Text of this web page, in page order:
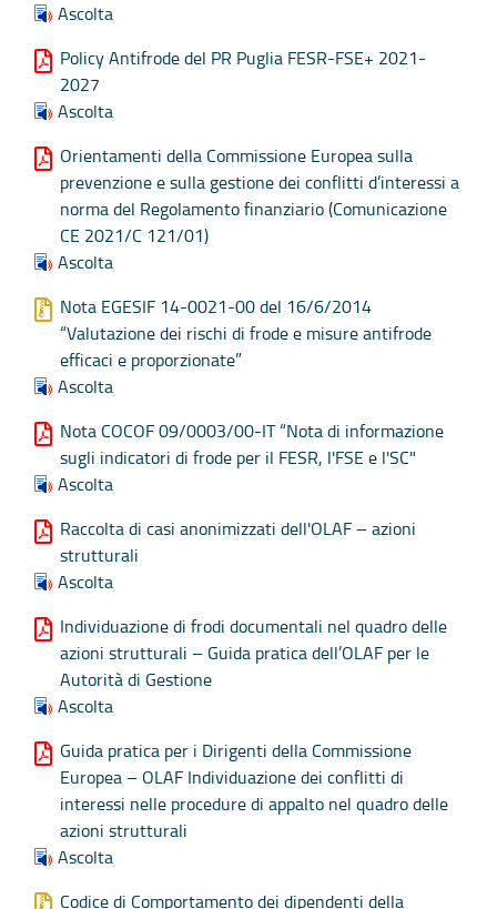
Ascolta
Policy Antifrode del PR Puglia FESR-FSE+ 2021-
2027
Ascolta
Orientamenti della Commissione Europea sulla
prevenzione e sulla gestione dei conflitti d’interessi a
norma del Regolamento finanziario (Comunicazione
CE 2021/C 121/01)
Ascolta
Nota EGESIF 14-0021-00 del 16/6/2014
“Valutazione dei rischi di frode e misure antifrode
efficaci e proporzionate”
Ascolta
Nota COCOF 09/0003/00-IT “Nota di informazione
sugli indicatori di frode per il FESR, l'FSE e l'SC"
Ascolta
Raccolta di casi anonimizzati dell'OLAF – azioni
strutturali
Ascolta
Individuazione di frodi documentali nel quadro delle
azioni strutturali – Guida pratica dell’OLAF per le
Autorità di Gestione
Ascolta
Guida pratica per i Dirigenti della Commissione
Europea – OLAF Individuazione dei conflitti di
interessi nelle procedure di appalto nel quadro delle
azioni strutturali
Ascolta
Codice di Comportamento dei dipendenti della